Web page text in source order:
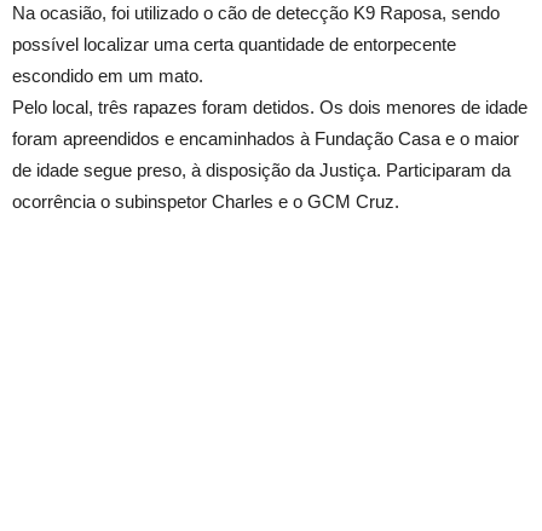
Na ocasião, foi utilizado o cão de detecção K9 Raposa, sendo
possível localizar uma certa quantidade de entorpecente
escondido em um mato.
Pelo local, três rapazes foram detidos. Os dois menores de idade
foram apreendidos e encaminhados à Fundação Casa e o maior
de idade segue preso, à disposição da Justiça. Participaram da
ocorrência o subinspetor Charles e o GCM Cruz.